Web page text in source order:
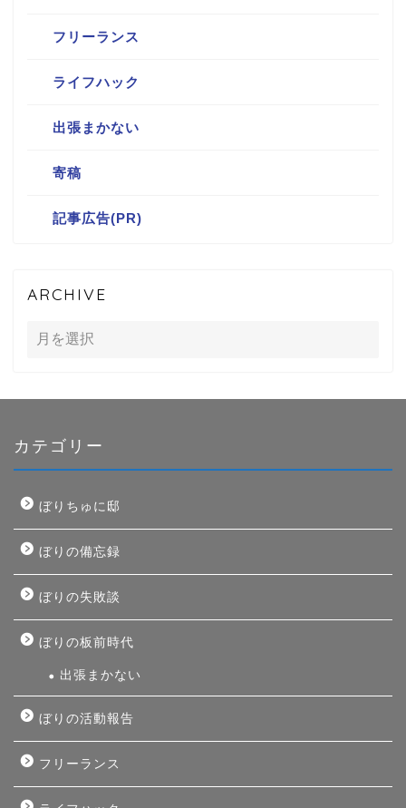
フリーランス
ライフハック
出張まかない
寄稿
記事広告(PR)
ARCHIVE
カテゴリー
ぼりちゅに邸
ぼりの備忘録
ぼりの失敗談
ぼりの板前時代
出張まかない
ぼりの活動報告
フリーランス